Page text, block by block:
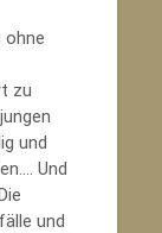
ohne
zu
und
Und
und